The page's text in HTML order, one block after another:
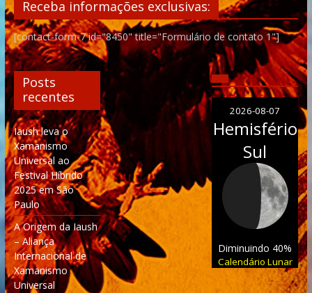
Receba informações exclusivas:
[contact-form-7 id="8450" title="Formulário de contato 1"]
Posts
recentes
Iaush leva o
Xamanismo
Universal ao
Festival Híbrido
2025 em São
Paulo
A Origem da Iaush
– Aliança
Internacional de
Xamanismo
Universal
2026-08-07
Hemisfério
Sul
Diminuindo 40%
Calendário Lunar